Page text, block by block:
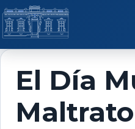
Saltar al contenido
El Día